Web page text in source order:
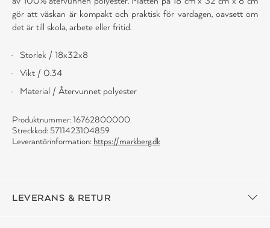
gör att väskan är kompakt och praktisk för vardagen, oavsett om
det är till skola, arbete eller fritid.
Storlek / 18x32x8
Vikt / 0.34
Material / Återvunnet polyester
Produktnummer: 16762800000
Streckkod: 5711423104859
Leverantörinformation: https://markberg.dk
LEVERANS & RETUR